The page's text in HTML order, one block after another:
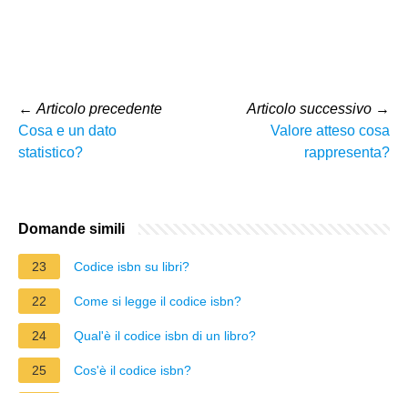
← Articolo precedente
Cosa e un dato
statistico?
Articolo successivo →
Valore atteso cosa
rappresenta?
Domande simili
23 Codice isbn su libri?
22 Come si legge il codice isbn?
24 Qual'è il codice isbn di un libro?
25 Cos'è il codice isbn?